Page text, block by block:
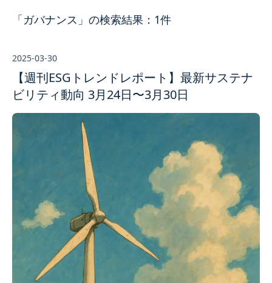
「ガバナンス」の検索結果：1件
2025-03-30
【週刊ESGトレンドレポート】最新サステナ
ビリティ動向 3月24日〜3月30日